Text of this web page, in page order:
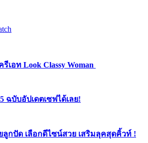
เอท Look Classy Woman
ฉบับอัปเดตเซฟได้เลย!
ลูกปัด เลือกดีไซน์สวย เสริมลุคสุดคิ้วท์ !